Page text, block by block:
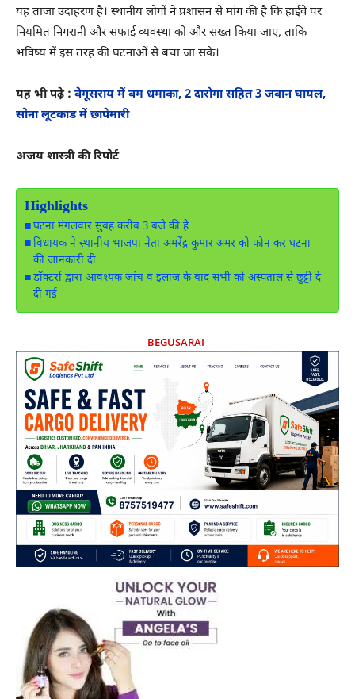
यह ताजा उदाहरण है। स्थानीय लोगों ने प्रशासन से मांग की है कि हाईवे पर
नियमित निगरानी और सफाई व्यवस्था को और सख्त किया जाए, ताकि
भविष्य में इस तरह की घटनाओं से बचा जा सके।
यह भी पढ़े : बेगूसराय में बम धमाका, 2 दारोगा सहित 3 जवान घायल,
सोना लूटकांड में छापेमारी
अजय शास्त्री की रिपोर्ट
Highlights
घटना मंगलवार सुबह करीब 3 बजे की है
विधायक ने स्थानीय भाजपा नेता अमरेंद्र कुमार अमर को फोन कर घटना
की जानकारी दी
डॉक्टरों द्वारा आवश्यक जांच व इलाज के बाद सभी को अस्पताल से छुट्टी दे
दी गई
BEGUSARAI